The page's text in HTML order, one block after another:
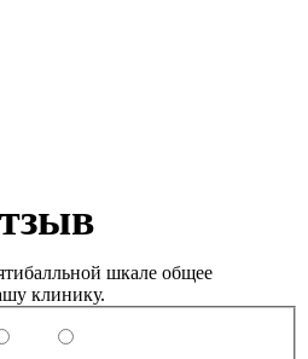
шкале общее
клинику.